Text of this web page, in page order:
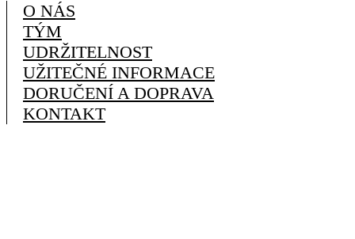
O NÁS
TÝM
UDRŽITELNOST
UŽITEČNÉ INFORMACE
DORUČENÍ A DOPRAVA
KONTAKT